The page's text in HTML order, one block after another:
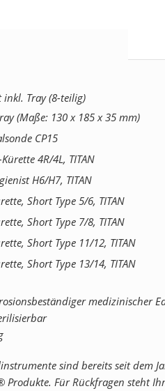
Tray (8-teilig)
(Maße: 130 x 185 x 35 mm)
CP15
4R/4L, TITAN
H6/H7, TITAN
Short Type 5/6, TITAN
Short Type 7/8, TITAN
Short Type 11/12, TITAN
Short Type 13/14, TITAN
medizinischer
sind bereits seit dem
Produkte. Für Rückfragen steht